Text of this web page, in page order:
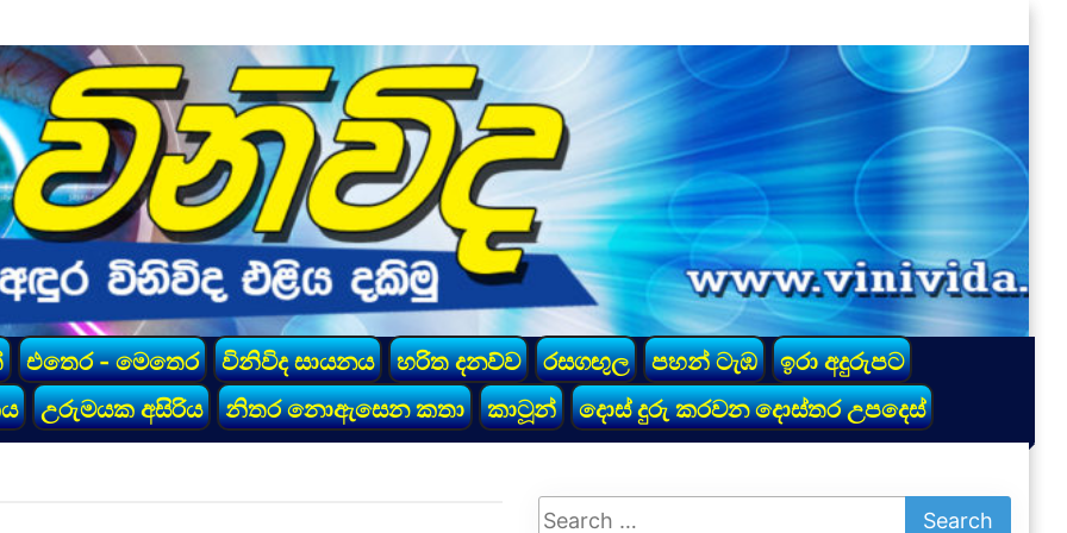
එතෙර - මෙතෙර විනිවිද සායනය හරිත දනව්ව රසගඟුල පහන් ටැඹ
ඉරා අදුරුපට
උරුමයක අසිරිය නිතර නොඇසෙන කතා කාටූන් දොස් දුරු කරවන දොස්තර උපදෙස්